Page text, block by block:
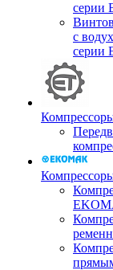
серии
с
серии